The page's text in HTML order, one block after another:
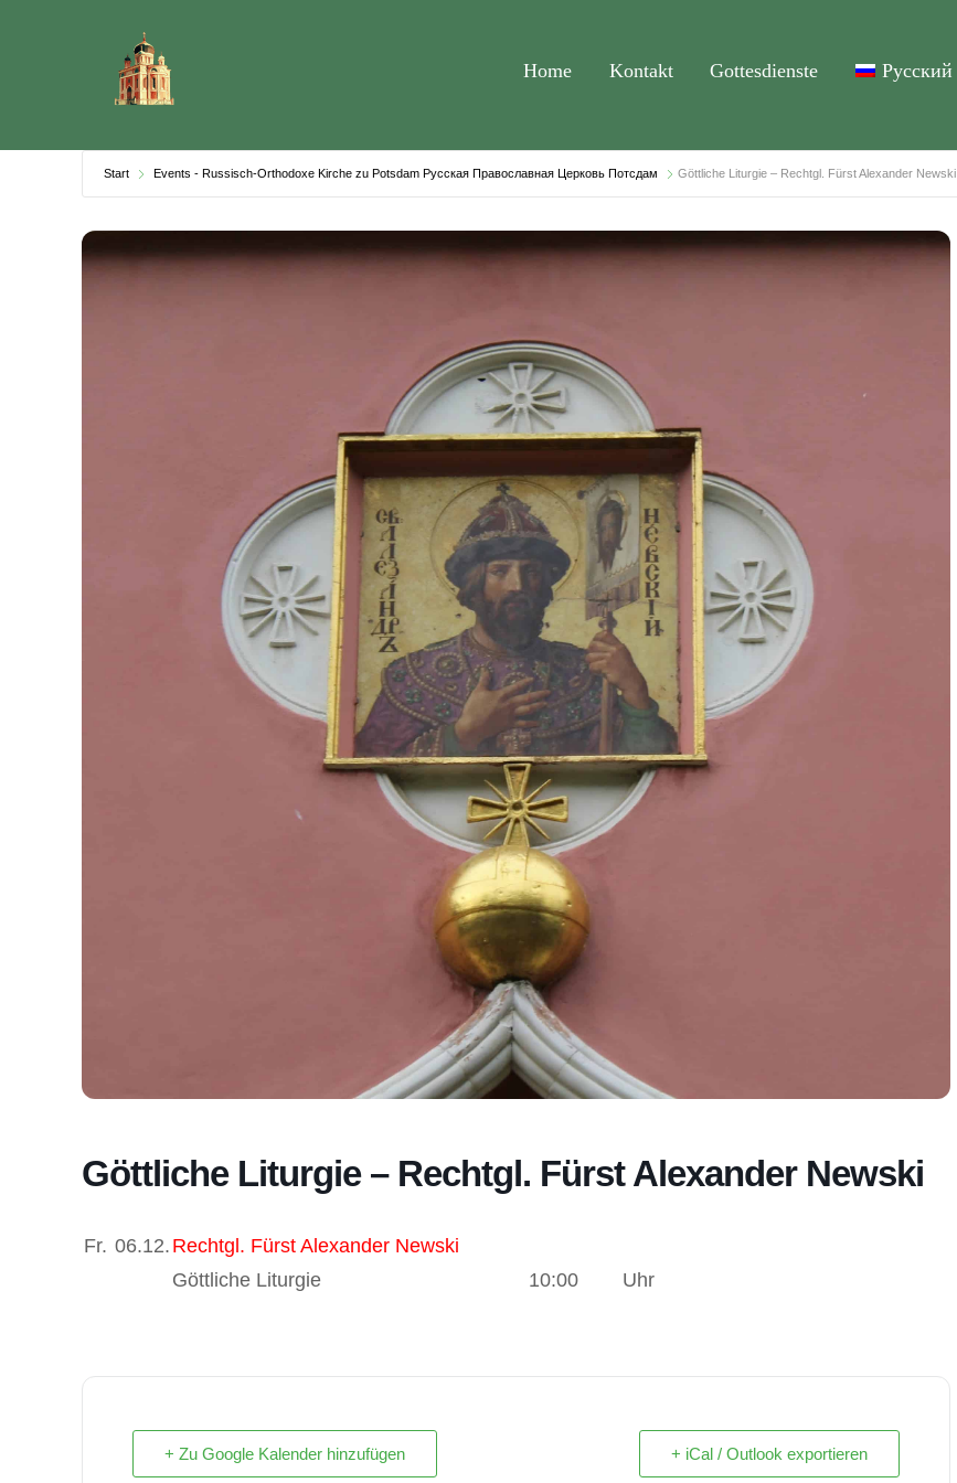
Home Kontakt Gottesdienste Русский
Start Events - Russisch-Orthodoxe Kirche zu Potsdam Русская Православная Церковь Потсдам Göttliche Liturgie – Rechtgl. Fürst Alexander Newski
Göttliche Liturgie – Rechtgl. Fürst Alexander Newski
Fr. 06.12. Rechtgl. Fürst Alexander Newski
Göttliche Liturgie
10:00 Uhr
+ Zu Google Kalender hinzufügen + iCal / Outlook exportieren